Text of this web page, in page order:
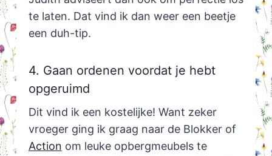
te laten. Dat vind ik dan weer een beetje
een duh-tip.
4. Gaan ordenen voordat je hebt
opgeruimd
Dit vind ik een kostelijke! Want zeker
vroeger ging ik graag naar de Blokker of
Action om leuke opbergmeubels te